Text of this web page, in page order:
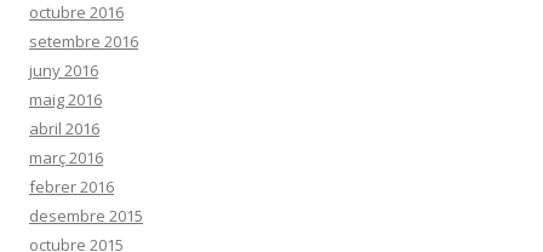
octubre 2016
setembre 2016
juny 2016
maig 2016
abril 2016
març 2016
febrer 2016
desembre 2015
octubre 2015